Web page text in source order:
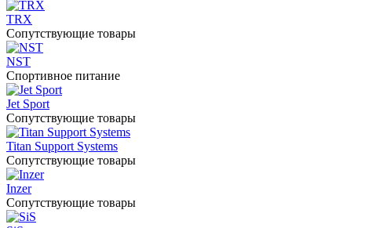
TRX
Сопутствующие товары
NST
Спортивное питание
Jet Sport
Сопутствующие товары
Titan Support Systems
Сопутствующие товары
Inzer
Сопутствующие товары